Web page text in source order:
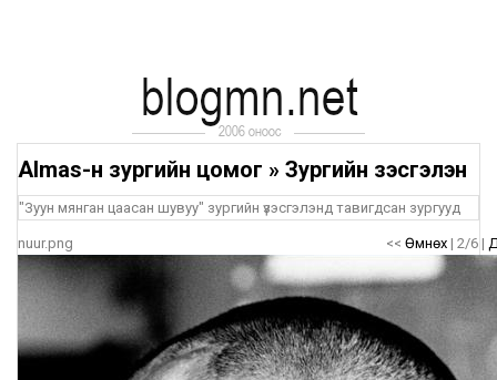
Almas-н зургийн цомог » Зургийн үзэсгэлэн
"Зуун мянган цаасан шувуу" зургийн үзэсгэлэнд тавигдсан зургууд
nuur.png << Өмнөх | 2/6 |